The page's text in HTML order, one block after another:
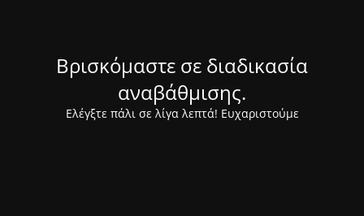
Βρισκόμαστε σε διαδικασία
αναβάθμισης.
Ελέγξτε πάλι σε λίγα λεπτά! Ευχαριστούμε